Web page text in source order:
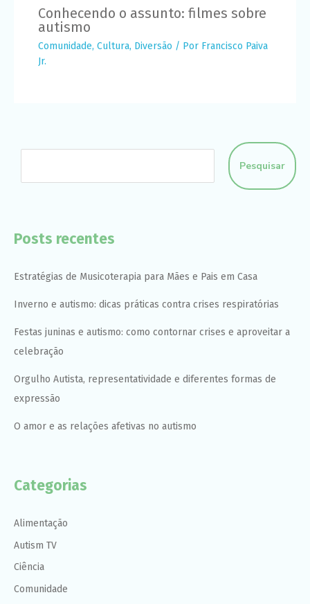
Conhecendo o assunto: filmes sobre
autismo
Comunidade, Cultura, Diversão / Por Francisco Paiva
Jr.
Pesquisar
Posts recentes
Estratégias de Musicoterapia para Mães e Pais em Casa
Inverno e autismo: dicas práticas contra crises respiratórias
Festas juninas e autismo: como contornar crises e aproveitar a
celebração
Orgulho Autista, representatividade e diferentes formas de
expressão
O amor e as relações afetivas no autismo
Categorias
Alimentação
Autism TV
Ciência
Comunidade